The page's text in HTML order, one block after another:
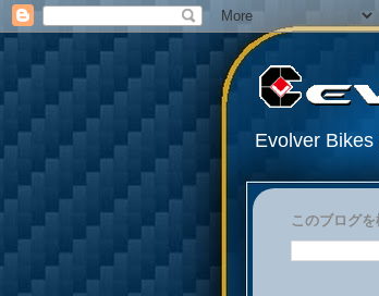
Evolver Bikes
このブログ